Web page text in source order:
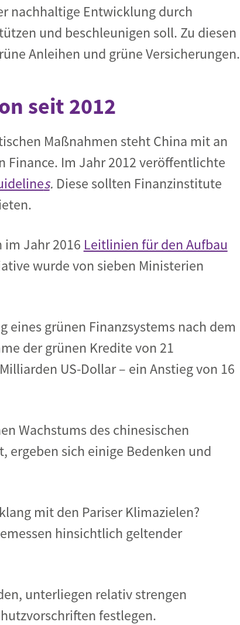
nachhaltige Entwicklung durch
und beschleunigen soll. Zu diesen
Anleihen und grüne Versicherungen.
seit 2012
Maßnahmen steht China mit an
Finance. Im Jahr 2012 veröffentlichte
s. Diese sollten Finanzinstitute
im Jahr 2016 Leitlinien für den Aufbau
wurde von sieben Ministerien
eines grünen Finanzsystems nach dem
der grünen Kredite von 21
US-Dollar – ein Anstieg von 16
Wachstums des chinesischen
sich einige Bedenken und
mit den Pariser Klimazielen?
hinsichtlich geltender
unterliegen relativ strengen
festlegen.